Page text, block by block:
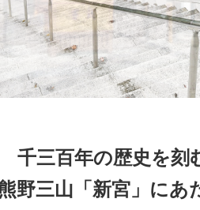
千三百年の歴史を刻
野三山「新宮」にあ